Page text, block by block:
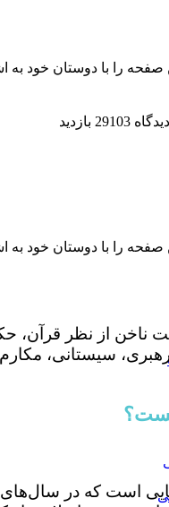
صفحه را با دوستان خود به
29103 بازدید
صفحه را با دوستان خود به
ناخن از نظر قرآن،
سیستانی،
است که در سال‌های